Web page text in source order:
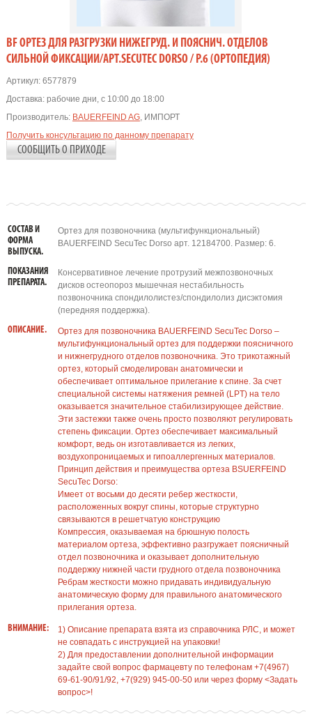
BF ОРТЕЗ ДЛЯ РАЗГРУЗКИ НИЖЕГРУД. И ПОЯСНИЧ. ОТДЕЛОВ
СИЛЬНОЙ ФИКСАЦИИ/АРТ.SECUTEC DORSO / Р.6 (ОРТОПЕДИЯ)
Артикул:6577879
Доставка: рабочие дни, с 10:00 до 18:00
Производитель: BAUERFEIND AG, ИМПОРТ
Получить консультацию по данному препарату
СООБЩИТЬ О ПРИХОДЕ
СОСТАВ И
ФОРМА
ВЫПУСКА.
Ортез для позвоночника (мультифункциональный)
BAUERFEIND SecuTec Dorso арт. 12184700. Размер: 6.
ПОКАЗАНИЯ
ПРЕПАРАТА.
Консервативное лечение протрузий межпозвоночных
дисков остеопороз мышечная нестабильность
позвоночника спондилолистез/спондилолиз дисэктомия
(передняя поддержка).
ОПИСАНИЕ.
Ортез для позвоночника BAUERFEIND SecuTec Dorso –
мультифункциональный ортез для поддержки поясничного
и нижнегрудного отделов позвоночника. Это трикотажный
ортез, который смоделирован анатомически и
обеспечивает оптимальное прилегание к спине. За счет
специальной системы натяжения ремней (LPT) на тело
оказывается значительное стабилизирующее действие.
Эти застежки также очень просто позволяют регулировать
степень фиксации. Ортез обеспечивает максимальный
комфорт, ведь он изготавливается из легких,
воздухопроницаемых и гипоаллергенных материалов.
Принцип действия и преимущества ортеза BSUERFEIND
SecuTec Dorso:
Имеет от восьми до десяти ребер жесткости,
расположенных вокруг спины, которые структурно
связываются в решетчатую конструкцию
Компрессия, оказываемая на брюшную полость
материалом ортеза, эффективно разгружает поясничный
отдел позвоночника и оказывает дополнительную
поддержку нижней части грудного отдела позвоночника
Ребрам жесткости можно придавать индивидуальную
анатомическую форму для правильного анатомического
прилегания ортеза.
ВНИМАНИЕ:
1) Описание препарата взята из справочника РЛС, и может
не совпадать с инструкцией на упаковки!
2) Для предоставлении дополнительной информации
задайте свой вопрос фармацевту по телефонам +7(4967)
69-61-90/91/92, +7(929) 945-00-50 или через форму <Задать
вопрос>!